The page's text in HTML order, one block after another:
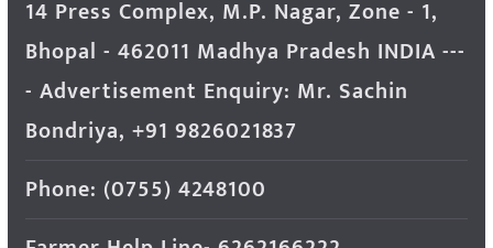
14 Press Complex, M.P. Nagar, Zone - 1,
Bhopal - 462011 Madhya Pradesh INDIA ---
- Advertisement Enquiry: Mr. Sachin
Bondriya, +91 9826021837
Phone: (0755) 4248100